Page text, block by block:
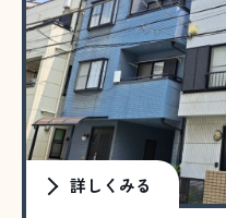
詳しくみる